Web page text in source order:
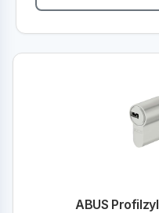
ABUS